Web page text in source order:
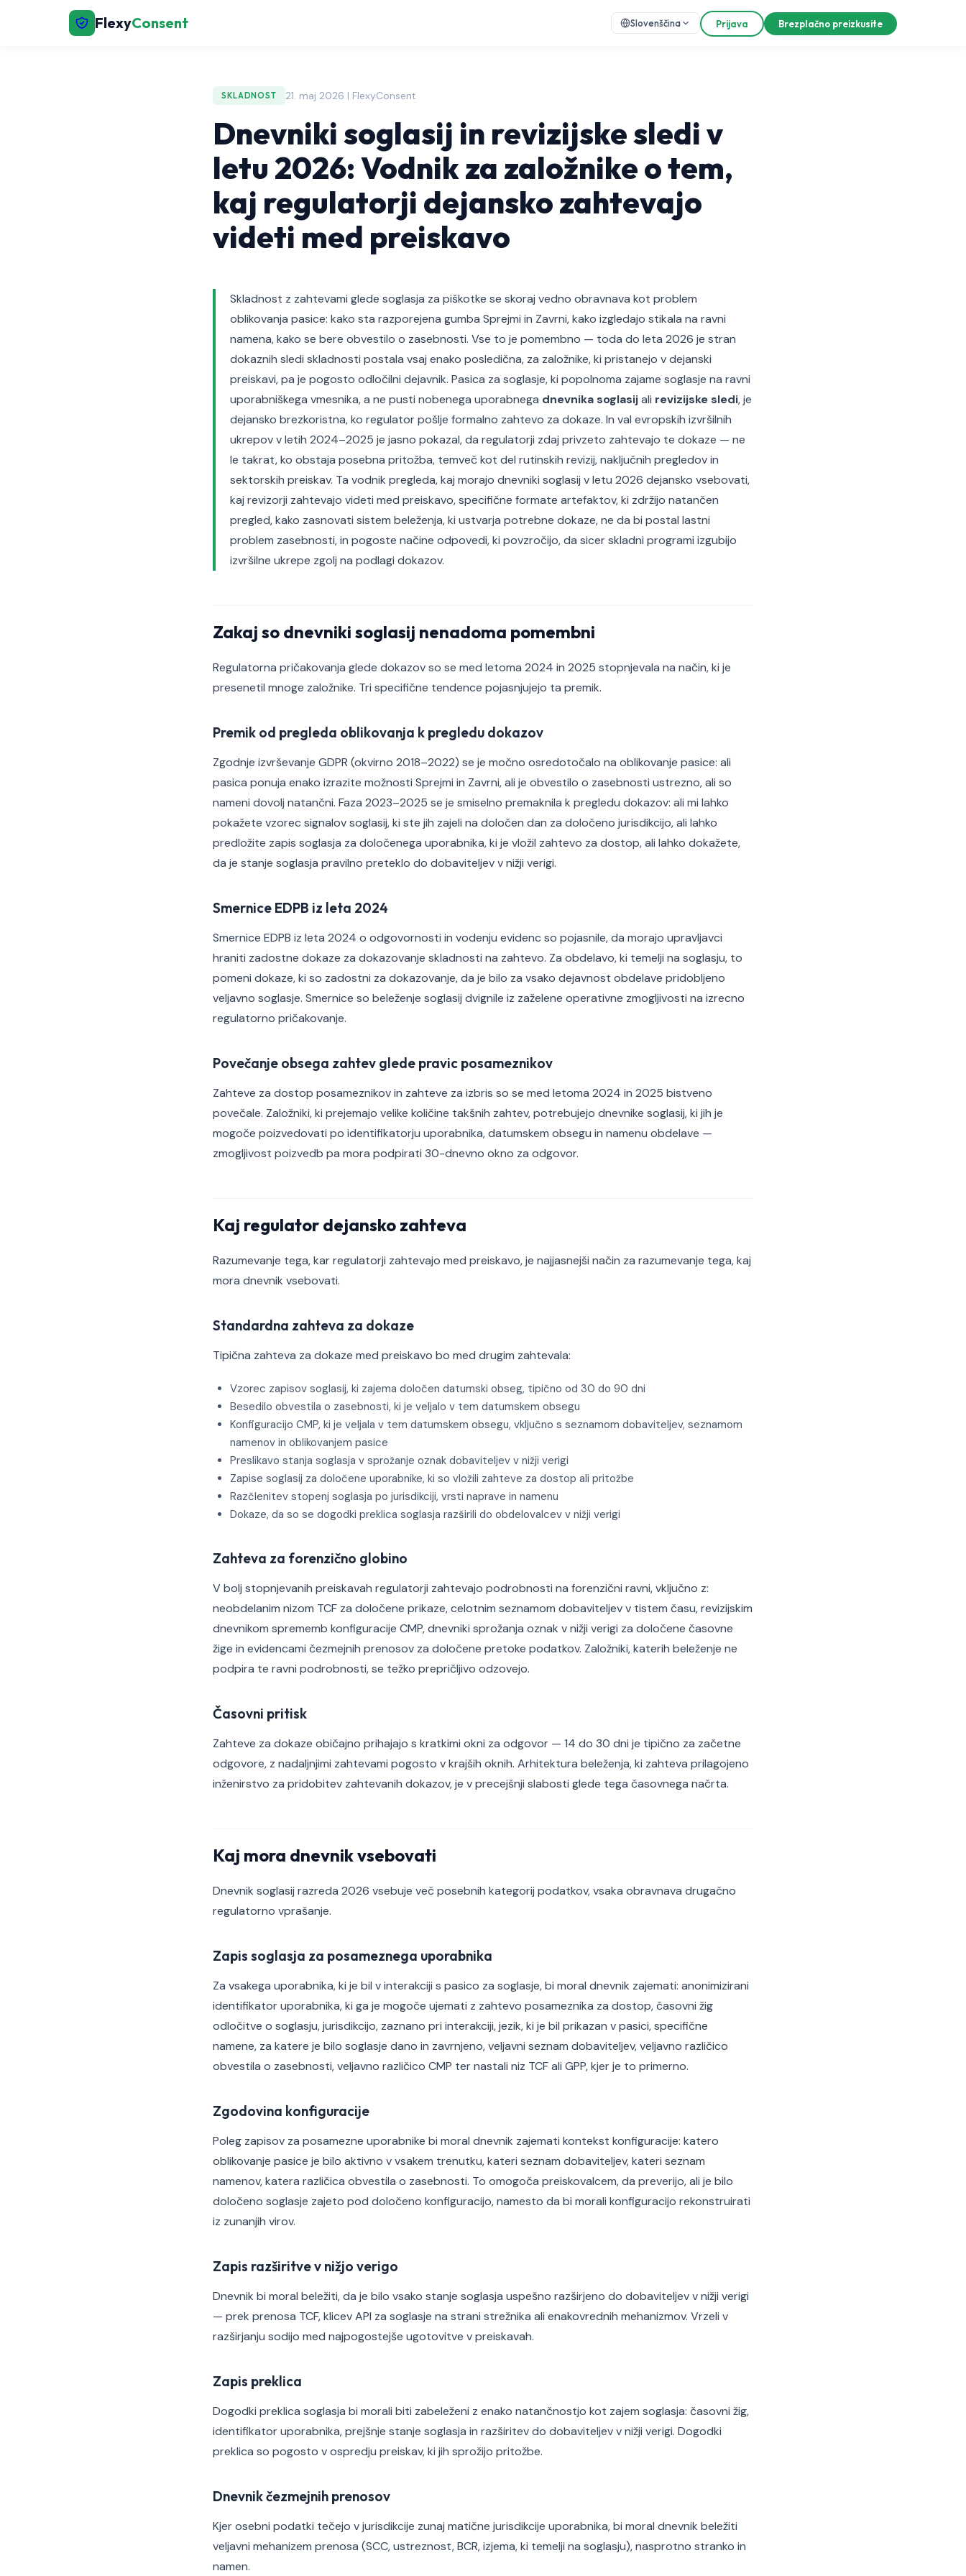
FlexyConsent Slovenščina Prijava Brezplačno preizkusite
SKLADNOST 21. maj 2026 | FlexyConsent
Dnevniki soglasij in revizijske sledi v
letu 2026: Vodnik za založnike o tem,
kaj regulatorji dejansko zahtevajo
videti med preiskavo
Skladnost z zahtevami glede soglasja za piškotke se skoraj vedno obravnava kot problem
oblikovanja pasice: kako sta razporejena gumba Sprejmi in Zavrni, kako izgledajo stikala na ravni
namena, kako se bere obvestilo o zasebnosti. Vse to je pomembno — toda do leta 2026 je stran
dokaznih sledi skladnosti postala vsaj enako posledična, za založnike, ki pristanejo v dejanski
preiskavi, pa je pogosto odločilni dejavnik. Pasica za soglasje, ki popolnoma zajame soglasje na ravni
uporabniškega vmesnika, a ne pusti nobenega uporabnega dnevnika soglasijali revizijske sledi, je
dejansko brezkoristna, ko regulator pošlje formalno zahtevo za dokaze. In val evropskih izvršilnih
ukrepov v letih 2024–2025 je jasno pokazal, da regulatorji zdaj privzeto zahtevajo te dokaze — ne
le takrat, ko obstaja posebna pritožba, temveč kot del rutinskih revizij, naključnih pregledov in
sektorskih preiskav. Ta vodnik pregleda, kaj morajo dnevniki soglasij v letu 2026 dejansko vsebovati,
kaj revizorji zahtevajo videti med preiskavo, specifične formate artefaktov, ki zdržijo natančen
pregled, kako zasnovati sistem beleženja, ki ustvarja potrebne dokaze, ne da bi postal lastni
problem zasebnosti, in pogoste načine odpovedi, ki povzročijo, da sicer skladni programi izgubijo
izvršilne ukrepe zgolj na podlagi dokazov.
Zakaj so dnevniki soglasij nenadoma pomembni
Regulatorna pričakovanja glede dokazov so se med letoma 2024 in 2025 stopnjevala na način, ki je
presenetil mnoge založnike. Tri specifične tendence pojasnjujejo ta premik.
Premik od pregleda oblikovanja k pregledu dokazov
Zgodnje izvrševanje GDPR (okvirno 2018–2022) se je močno osredotočalo na oblikovanje pasice: ali
pasica ponuja enako izrazite možnosti Sprejmi in Zavrni, ali je obvestilo o zasebnosti ustrezno, ali so
nameni dovolj natančni. Faza 2023–2025 se je smiselno premaknila k pregledu dokazov: ali mi lahko
pokažete vzorec signalov soglasij, ki ste jih zajeli na določen dan za določeno jurisdikcijo, ali lahko
predložite zapis soglasja za določenega uporabnika, ki je vložil zahtevo za dostop, ali lahko dokažete,
da je stanje soglasja pravilno preteklo do dobaviteljev v nižji verigi.
Smernice EDPB iz leta 2024
Smernice EDPB iz leta 2024 o odgovornosti in vodenju evidenc so pojasnile, da morajo upravljavci
hraniti zadostne dokaze za dokazovanje skladnosti na zahtevo. Za obdelavo, ki temelji na soglasju, to
pomeni dokaze, ki so zadostni za dokazovanje, da je bilo za vsako dejavnost obdelave pridobljeno
veljavno soglasje. Smernice so beleženje soglasij dvignile iz zaželene operativne zmogljivosti na izrecno
regulatorno pričakovanje.
Povečanje obsega zahtev glede pravic posameznikov
Zahteve za dostop posameznikov in zahteve za izbris so se med letoma 2024 in 2025 bistveno
povečale. Založniki, ki prejemajo velike količine takšnih zahtev, potrebujejo dnevnike soglasij, ki jih je
mogoče poizvedovati po identifikatorju uporabnika, datumskem obsegu in namenu obdelave —
zmogljivost poizvedb pa mora podpirati 30-dnevno okno za odgovor.
Kaj regulator dejansko zahteva
Razumevanje tega, kar regulatorji zahtevajo med preiskavo, je najjasnejši način za razumevanje tega, kaj
mora dnevnik vsebovati.
Standardna zahteva za dokaze
Tipična zahteva za dokaze med preiskavo bo med drugim zahtevala:
Vzorec zapisov soglasij, ki zajema določen datumski obseg, tipično od 30 do 90 dni
Besedilo obvestila o zasebnosti, ki je veljalo v tem datumskem obsegu
Konfiguracijo CMP, ki je veljala v tem datumskem obsegu, vključno s seznamom dobaviteljev, seznamom
namenov in oblikovanjem pasice
Preslikavo stanja soglasja v sprožanje oznak dobaviteljev v nižji verigi
Zapise soglasij za določene uporabnike, ki so vložili zahteve za dostop ali pritožbe
Razčlenitev stopenj soglasja po jurisdikciji, vrsti naprave in namenu
Dokaze, da so se dogodki preklica soglasja razširili do obdelovalcev v nižji verigi
Zahteva za forenzično globino
V bolj stopnjevanih preiskavah regulatorji zahtevajo podrobnosti na forenzični ravni, vključno z:
neobdelanim nizom TCF za določene prikaze, celotnim seznamom dobaviteljev v tistem času, revizijskim
dnevnikom sprememb konfiguracije CMP, dnevniki sprožanja oznak v nižji verigi za določene časovne
žige in evidencami čezmejnih prenosov za določene pretoke podatkov. Založniki, katerih beleženje ne
podpira te ravni podrobnosti, se težko prepričljivo odzovejo.
Časovni pritisk
Zahteve za dokaze običajno prihajajo s kratkimi okni za odgovor — 14 do 30 dni je tipično za začetne
odgovore, z nadaljnjimi zahtevami pogosto v krajših oknih. Arhitektura beleženja, ki zahteva prilagojeno
inženirstvo za pridobitev zahtevanih dokazov, je v precejšnji slabosti glede tega časovnega načrta.
Kaj mora dnevnik vsebovati
Dnevnik soglasij razreda 2026 vsebuje več posebnih kategorij podatkov, vsaka obravnava drugačno
regulatorno vprašanje.
Zapis soglasja za posameznega uporabnika
Za vsakega uporabnika, ki je bil v interakciji s pasico za soglasje, bi moral dnevnik zajemati: anonimizirani
identifikator uporabnika, ki ga je mogoče ujemati z zahtevo posameznika za dostop, časovni žig
odločitve o soglasju, jurisdikcijo, zaznano pri interakciji, jezik, ki je bil prikazan v pasici, specifične
namene, za katere je bilo soglasje dano in zavrnjeno, veljavni seznam dobaviteljev, veljavno različico
obvestila o zasebnosti, veljavno različico CMP ter nastali niz TCF ali GPP, kjer je to primerno.
Zgodovina konfiguracije
Poleg zapisov za posamezne uporabnike bi moral dnevnik zajemati kontekst konfiguracije: katero
oblikovanje pasice je bilo aktivno v vsakem trenutku, kateri seznam dobaviteljev, kateri seznam
namenov, katera različica obvestila o zasebnosti. To omogoča preiskovalcem, da preverijo, ali je bilo
določeno soglasje zajeto pod določeno konfiguracijo, namesto da bi morali konfiguracijo rekonstruirati
iz zunanjih virov.
Zapis razširitve v nižjo verigo
Dnevnik bi moral beležiti, da je bilo vsako stanje soglasja uspešno razširjeno do dobaviteljev v nižji verigi
— prek prenosa TCF, klicev API za soglasje na strani strežnika ali enakovrednih mehanizmov. Vrzeli v
razširjanju sodijo med najpogostejše ugotovitve v preiskavah.
Zapis preklica
Dogodki preklica soglasja bi morali biti zabeleženi z enako natančnostjo kot zajem soglasja: časovni žig,
identifikator uporabnika, prejšnje stanje soglasja in razširitev do dobaviteljev v nižji verigi. Dogodki
preklica so pogosto v ospredju preiskav, ki jih sprožijo pritožbe.
Dnevnik čezmejnih prenosov
Kjer osebni podatki tečejo v jurisdikcije zunaj matične jurisdikcije uporabnika, bi moral dnevnik beležiti
veljavni mehanizem prenosa (SCC, ustreznost, BCR, izjema, ki temelji na soglasju), nasprotno stranko in
namen.